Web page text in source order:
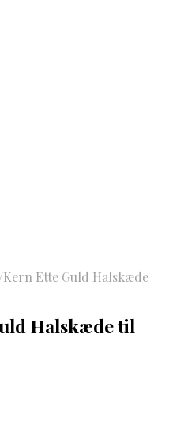
Ette Guld Halskæde
Halskæde til